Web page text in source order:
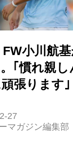
FW小川航
｢慣れ親
張ります｣
27
マガジン編集部